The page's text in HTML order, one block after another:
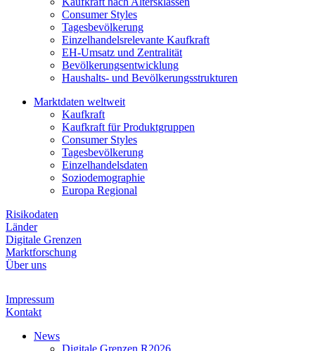
Consumer Styles
Tagesbevölkerung
Einzelhandelsrelevante Kaufkraft
EH-Umsatz und Zentralität
Bevölkerungsentwicklung
Haushalts- und Bevölkerungsstrukturen
Marktdaten weltweit
Kaufkraft
Kaufkraft für Produktgruppen
Consumer Styles
Tagesbevölkerung
Einzelhandelsdaten
Soziodemographie
Europa Regional
Risikodaten
Länder
Digitale Grenzen
Marktforschung
Über uns
Impressum
Kontakt
News
Digitale Grenzen R2026